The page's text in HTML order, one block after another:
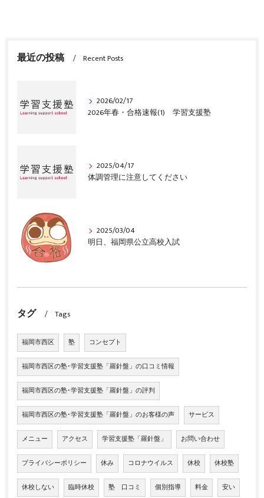
最近の投稿 Recent Posts
2026/02/17
2026年春・合格速報(1) 学習支援塾
2025/04/17
体調管理に注意してください
2025/03/04
明日、福岡県公立高校入試
タグ Tags
福岡市西区 塾 コンセプト
福岡市西区の塾･学習支援塾「羅針盤」の口コミ情報
福岡市西区の塾･学習支援塾「羅針盤」の評判
福岡市西区の塾･学習支援塾「羅針盤」のお客様の声 サービス
メニュー アクセス 学習支援塾「羅針盤」 お問い合わせ
プライバシーポリシー 休み コロナウイルス 休校 休校塾
休校しない 臨時休校 塾 口コミ 個別指導 料金 安い